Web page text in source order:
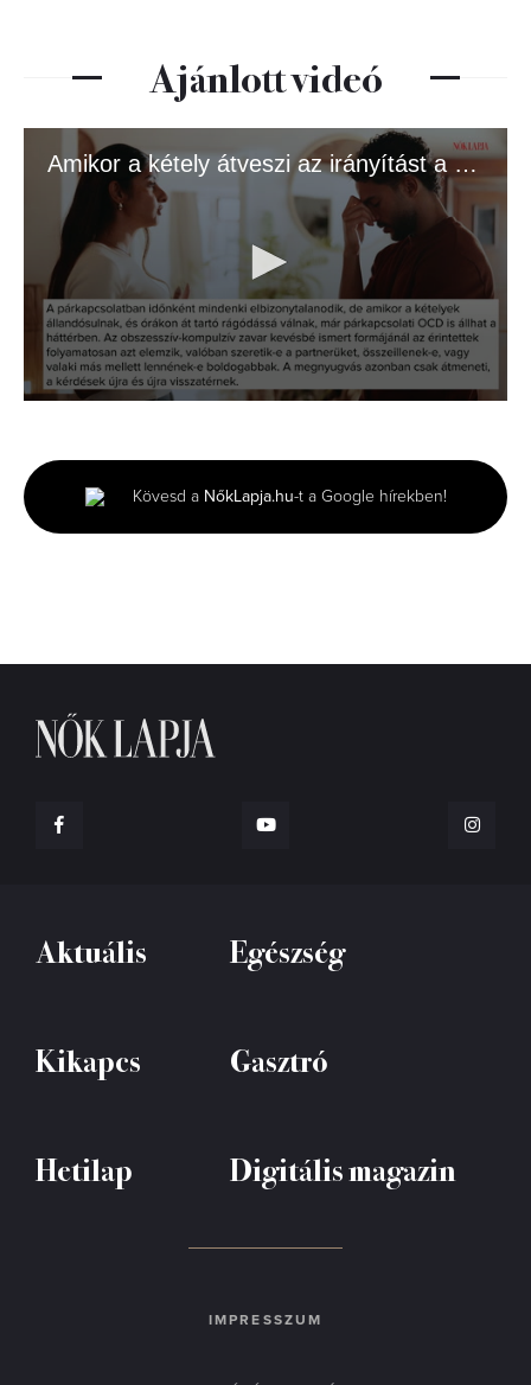
Ajánlott videó
Amikor a kétely átveszi az irányítást a szerelem felett
minute,
34
seconds
Kövesd a NőkLapja.hu-t a Google hírekben!
Aktuális Egészség
Kikapcs Gasztró
Hetilap Digitális magazin
IMPRESSZUM